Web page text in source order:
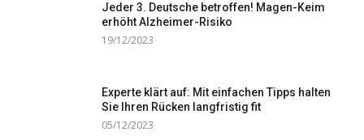
Jeder 3. Deutsche betroffen! Magen-Keim
erhöht Alzheimer-Risiko
19/12/2023
Experte klärt auf: Mit einfachen Tipps halten
Sie Ihren Rücken langfristig fit
05/12/2023